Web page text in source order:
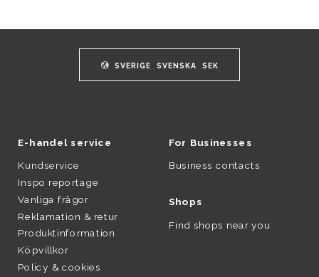
SVERIGE SVENSKA SEK
E-handel service
Kundservice
Inspo reportage
Vanliga frågor
Reklamation & retur
Produktinformation
Köpvillkor
Policy & cookies
For Businesses
Business contacts
Shops
Find shops near you